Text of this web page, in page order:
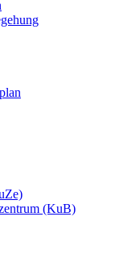
(KuB)